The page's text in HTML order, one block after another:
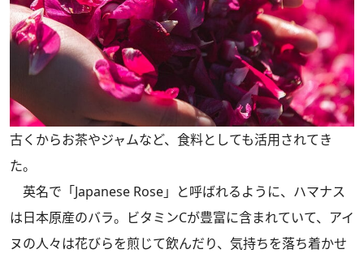
古くからお茶やジャムなど、食料としても活用されてき
た。
英名で「Japanese Rose」と呼ばれるように、ハマナス
は日本原産のバラ。ビタミンCが豊富に含まれていて、アイ
ヌの人々は花びらを煎じて飲んだり、気持ちを落ち着かせ